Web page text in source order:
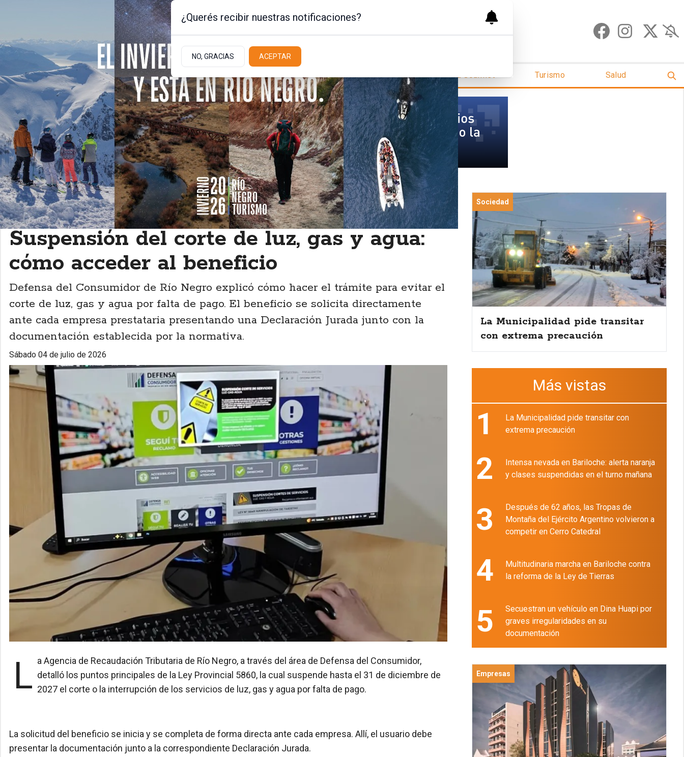
1.3ºc | Bariloche, Rio Negro
Portada Sociedad Empresas Policiales / Judiciales Actualidad Latitud Gourmet Turismo Salud
Actualidad
Suspensión del corte de luz, gas y agua:
cómo acceder al beneficio
Defensa del Consumidor de Río Negro explicó cómo hacer el trámite para evitar el
corte de luz, gas y agua por falta de pago. El beneficio se solicita directamente
ante cada empresa prestataria presentando una Declaración Jurada junto con la
documentación establecida por la normativa.
sábado 04 de julio de 2026
La Agencia de Recaudación Tributaria de Río Negro, a través del área de Defensa del Consumidor, detalló los puntos principales de la Ley Provincial 5860, la cual suspende hasta el 31 de diciembre de
2027 el corte o la interrupción de los servicios de luz, gas y agua por falta de pago.
La solicitud del beneficio se inicia y se completa de forma directa ante cada empresa. Allí, el usuario debe
presentar la documentación junto a la correspondiente Declaración Jurada.
Sociedad
La Municipalidad pide transitar
con extrema precaución
Más vistas
1
La Municipalidad pide transitar con
extrema precaución
2
Intensa nevada en Bariloche: alerta naranja
y clases suspendidas en el turno mañana
3
Después de 62 años, las Tropas de
Montaña del Ejército Argentino volvieron a
competir en Cerro Catedral
4
Multitudinaria marcha en Bariloche contra
la reforma de la Ley de Tierras
5
Secuestran un vehículo en Dina Huapi por
graves irregularidades en su
documentación
Empresas
¿Querés recibir nuestras notificaciones?
NO, GRACIAS ACEPTAR